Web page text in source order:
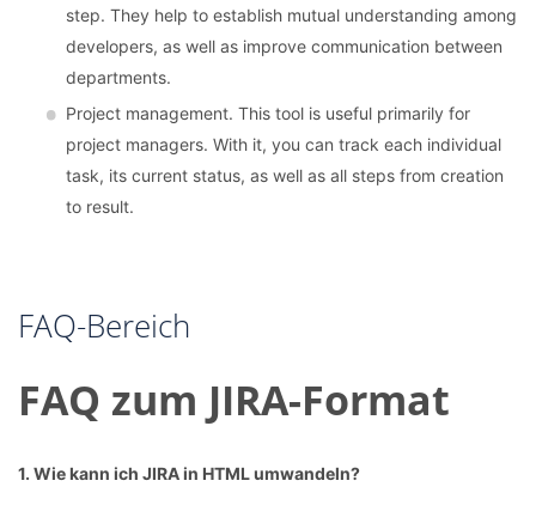
step. They help to establish mutual understanding among
developers, as well as improve communication between
departments.
Project management. This tool is useful primarily for
project managers. With it, you can track each individual
task, its current status, as well as all steps from creation
to result.
FAQ-Bereich
FAQ zum JIRA-Format
1. Wie kann ich JIRA in HTML umwandeln?